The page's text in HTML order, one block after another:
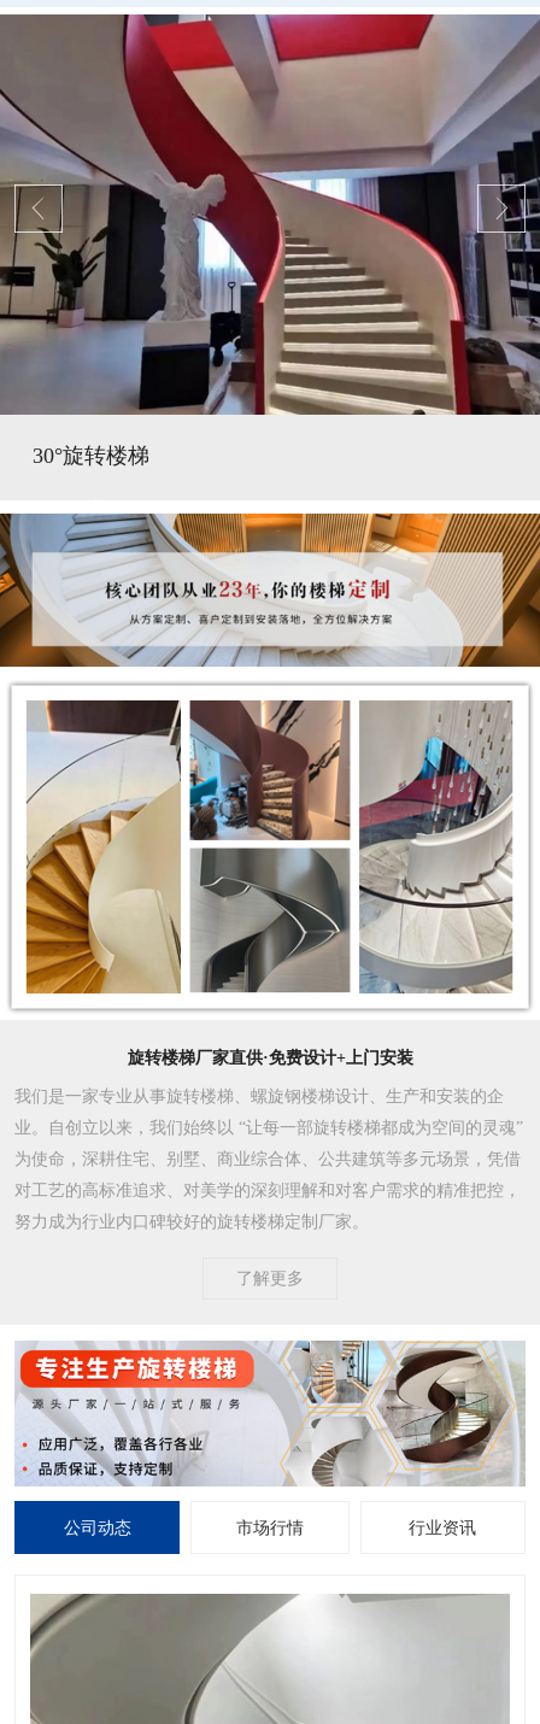
30°旋转楼梯
旋转楼梯厂家直供·免费设计+上门安装
我们是一家专业从事旋转楼梯、螺旋钢楼梯设计、生产和安装的企
业。自创立以来，我们始终以 “让每一部旋转楼梯都成为空间的灵魂”
为使命，深耕住宅、别墅、商业综合体、公共建筑等多元场景，凭借
对工艺的高标准追求、对美学的深刻理解和对客户需求的精准把控，
努力成为行业内口碑较好的旋转楼梯定制厂家。​
了解更多
公司动态 市场行情 行业资讯